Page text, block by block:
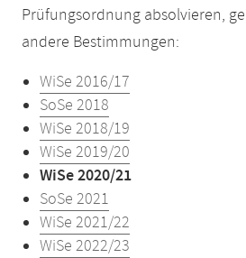
Prüfungsordnung absolvieren,
andere Bestimmungen:
WiSe 2016/17
SoSe 2018
WiSe 2018/19
WiSe 2019/20
WiSe 2020/21
SoSe 2021
WiSe 2021/22
WiSe 2022/23